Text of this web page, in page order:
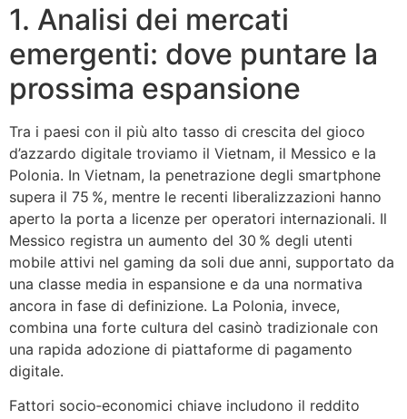
1. Analisi dei mercati
emergenti: dove puntare la
prossima espansione
Tra i paesi con il più alto tasso di crescita del gioco
d’azzardo digitale troviamo il Vietnam, il Messico e la
Polonia. In Vietnam, la penetrazione degli smartphone
supera il 75 %, mentre le recenti liberalizzazioni hanno
aperto la porta a licenze per operatori internazionali. Il
Messico registra un aumento del 30 % degli utenti
mobile attivi nel gaming da soli due anni, supportato da
una classe media in espansione e da una normativa
ancora in fase di definizione. La Polonia, invece,
combina una forte cultura del casinò tradizionale con
una rapida adozione di piattaforme di pagamento
digitale.
Fattori socio‑economici chiave includono il reddito